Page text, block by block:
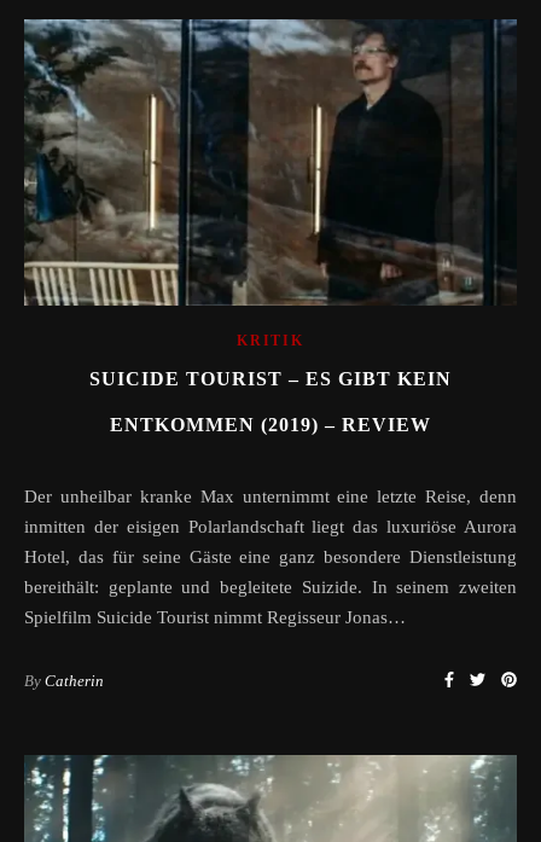
KRITIK
SUICIDE TOURIST – ES GIBT KEIN
ENTKOMMEN (2019) – REVIEW
Der unheilbar kranke Max unternimmt eine letzte Reise, denn
inmitten der eisigen Polarlandschaft liegt das luxuriöse Aurora
Hotel, das für seine Gäste eine ganz besondere Dienstleistung
bereithält: geplante und begleitete Suizide. In seinem zweiten
Spielfilm Suicide Tourist nimmt Regisseur Jonas…
By Catherin